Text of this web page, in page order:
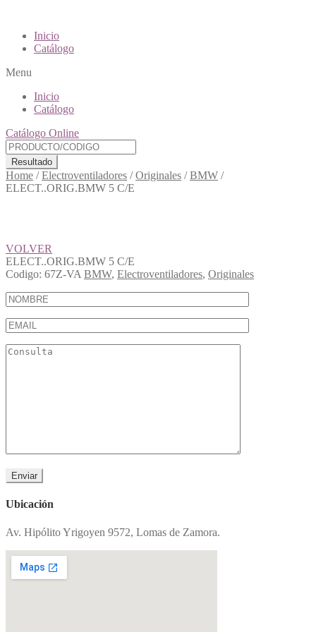
Inicio
Catálogo
Menu
Inicio
Catálogo
Catálogo Online
Resultado
Home /Electroventiladores /Originales /BMW /
ELECT..ORIG.BMW 5 C/E
VOLVER
ELECT..ORIG.BMW 5 C/E
Codigo: 67Z-VA BMW, Electroventiladores, Originales
Ubicación
Av. Hipólito Yrigoyen 9572, Lomas de Zamora.